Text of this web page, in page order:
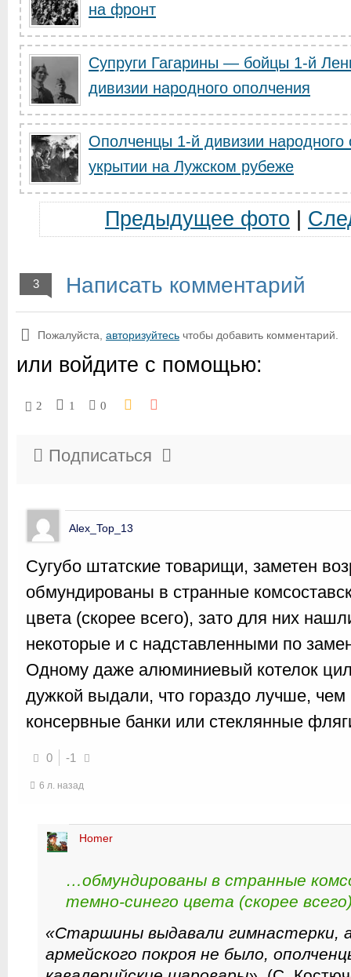
на фронт
Супруги Гагарины — бойцы 1-й
дивизии народного ополчения
Ополченцы 1-й дивизии народного
укрытии на Лужском рубеже
Предыдущее фото
3 Написать комментарий
Пожалуйста, авторизуйтесь чтобы добавить комментарий.
или войдите с помощью:
2 1 0
Подписаться
Alex_Top_13
Сугубо штатские товарищи, заметен
обмундированы в странные
цвета (скорее всего), зато для них
некоторые и с надставленными по
Одному даже алюминиевый котелок
дужкой выдали, что гораздо лучше, чем
консервные банки или стеклянные
0 -1
6 л. назад
Homer
…обмундированы в странные
темно-синего цвета (скорее
«Старшины выдавали гимнастерки,
армейского покроя не было,